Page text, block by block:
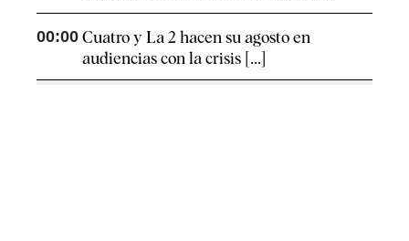
00:00 Cuatro y La 2 hacen su agosto en
audiencias con la crisis [...]